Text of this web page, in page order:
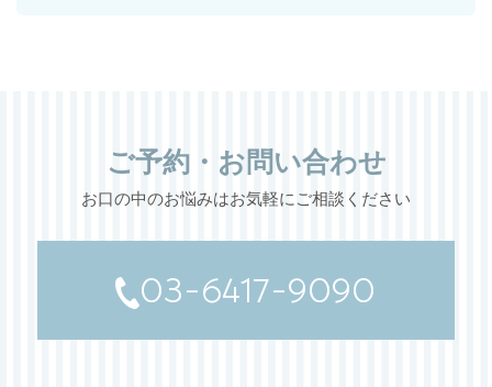
ご予約・お問い合わせ
お口の中のお悩みはお気軽にご相談ください
03-6417-9090